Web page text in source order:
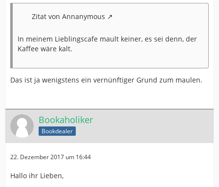
Zitat von Annanymous
In meinem Lieblingscafe mault keiner, es sei denn, der
Kaffee wäre kalt.
Das ist ja wenigstens ein vernünftiger Grund zum maulen.
Bookaholiker
Bookdealer
22. Dezember 2017 um 16:44
Hallo ihr Lieben,